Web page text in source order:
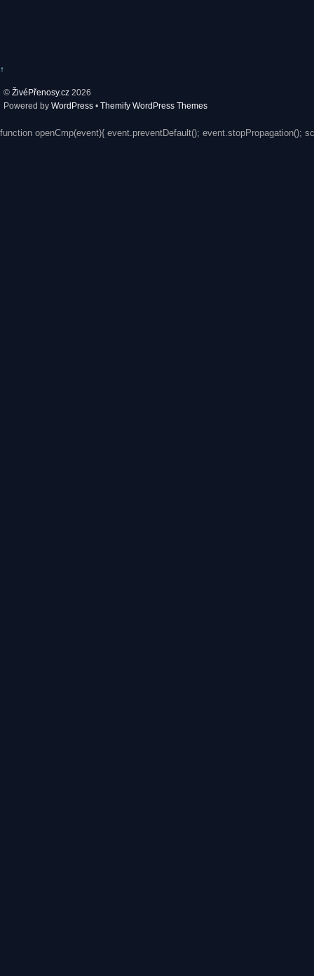
↑
© ŽivéPřenosy.cz 2026
Powered by WordPress • Themify WordPress Themes
function openCmp(event){ event.preventDefault(); event.stopPropagation();